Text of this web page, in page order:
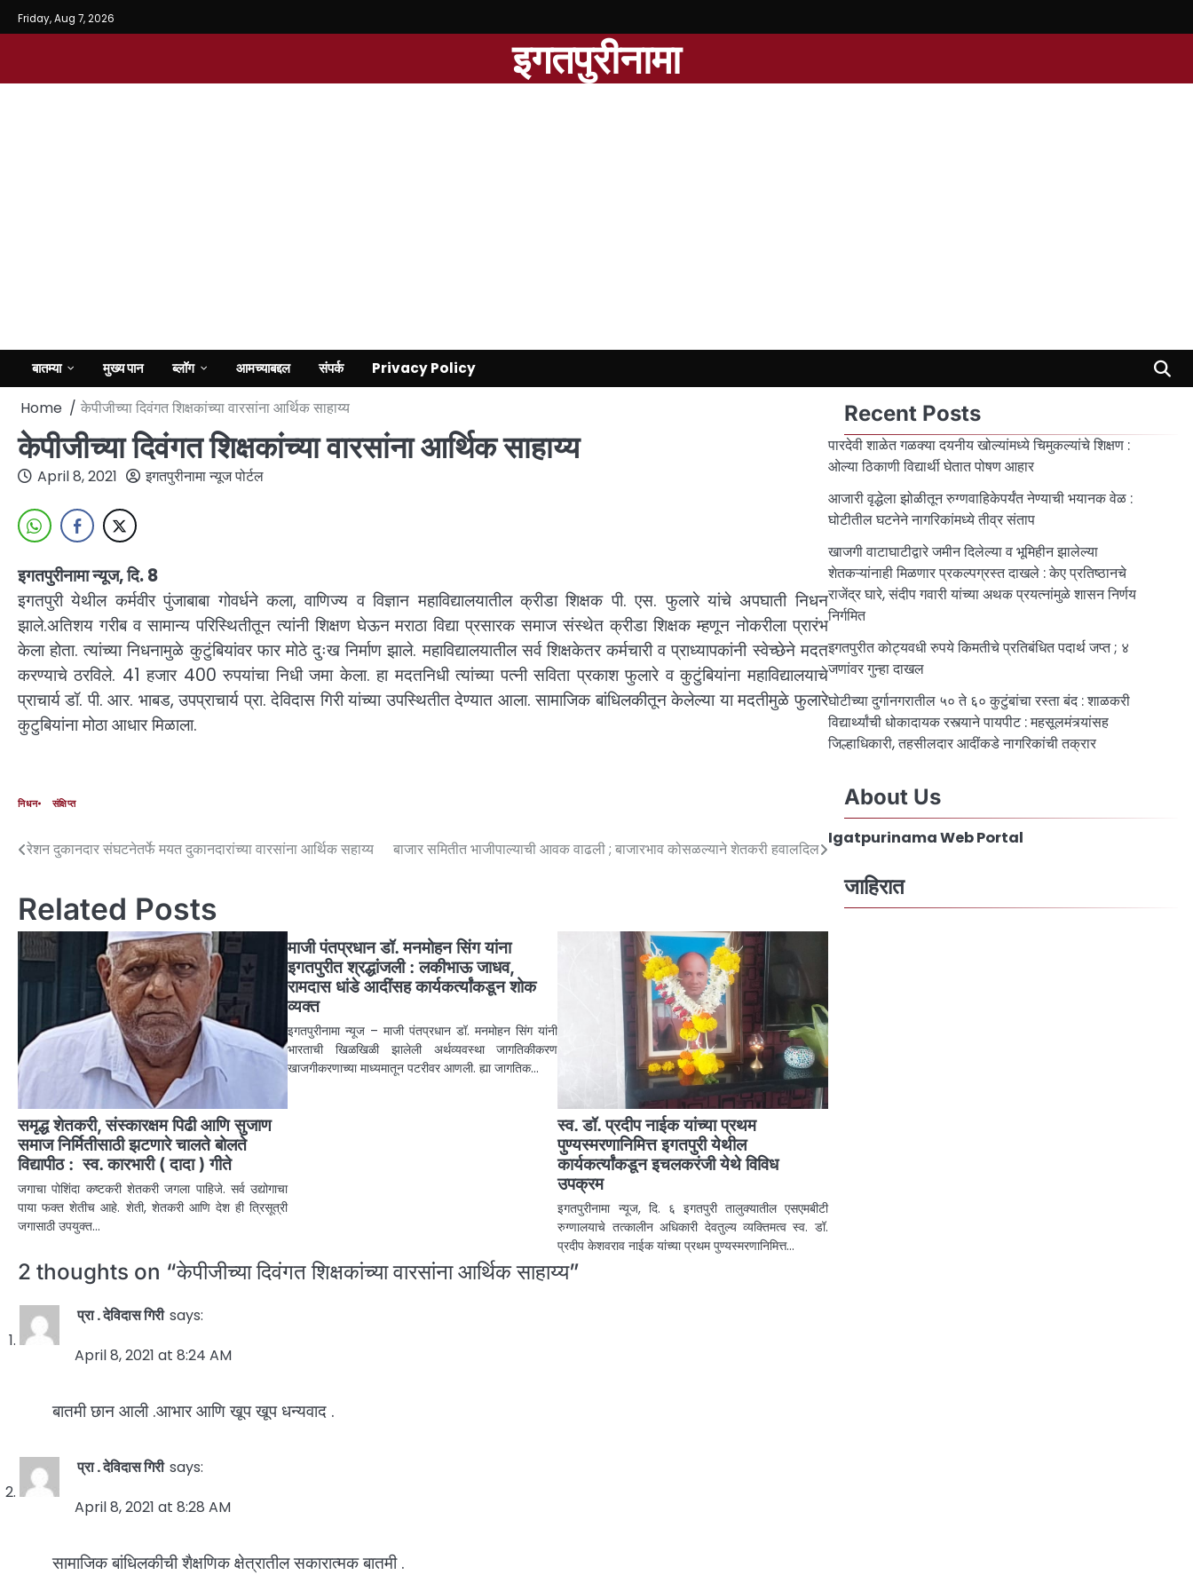
Friday, Aug 7, 2026
इगतपुरीनामा
बातम्या मुख्य पान ब्लॉग आमच्याबद्दल संपर्क Privacy Policy
Home केपीजीच्या दिवंगत शिक्षकांच्या वारसांना आर्थिक साहाय्य
केपीजीच्या दिवंगत शिक्षकांच्या वारसांना आर्थिक साहाय्य
April 8, 2021 इगतपुरीनामा न्यूज पोर्टल
इगतपुरीनामा न्यूज, दि. 8
इगतपुरी येथील कर्मवीर पुंजाबाबा गोवर्धने कला, वाणिज्य व विज्ञान महाविद्यालयातील क्रीडा शिक्षक पी. एस. फुलारे यांचे अपघाती निधन
झाले.अतिशय गरीब व सामान्य परिस्थितीतून त्यांनी शिक्षण घेऊन मराठा विद्या प्रसारक समाज संस्थेत क्रीडा शिक्षक म्हणून नोकरीला प्रारंभ
केला होता. त्यांच्या निधनामुळे कुटुंबियांवर फार मोठे दुःख निर्माण झाले. महाविद्यालयातील सर्व शिक्षकेतर कर्मचारी व प्राध्यापकांनी स्वेच्छेने मदत
करण्याचे ठरविले. 41 हजार 400 रुपयांचा निधी जमा केला. हा मदतनिधी त्यांच्या पत्नी सविता प्रकाश फुलारे व कुटुंबियांना महाविद्यालयाचे
प्राचार्य डॉ. पी. आर. भाबड, उपप्राचार्य प्रा. देविदास गिरी यांच्या उपस्थितीत देण्यात आला. सामाजिक बांधिलकीतून केलेल्या या मदतीमुळे फुलारे
कुटुबियांना मोठा आधार मिळाला.
निधन संक्षिप्त
रेशन दुकानदार संघटनेतर्फे मयत दुकानदारांच्या वारसांना आर्थिक सहाय्य बाजार समितीत भाजीपाल्याची आवक वाढली ; बाजारभाव कोसळल्याने शेतकरी हवालदिल
Related Posts
समृद्ध शेतकरी, संस्कारक्षम पिढी आणि सुजाण
समाज निर्मितीसाठी झटणारे चालते बोलते
विद्यापीठ : स्व. कारभारी ( दादा ) गीते
जगाचा पोशिंदा कष्टकरी शेतकरी जगला पाहिजे. सर्व उद्योगाचा
पाया फक्त शेतीच आहे. शेती, शेतकरी आणि देश ही त्रिसूत्री
जगासाठी उपयुक्त…
माजी पंतप्रधान डॉ. मनमोहन सिंग यांना
इगतपुरीत श्रद्धांजली : लकीभाऊ जाधव,
रामदास धांडे आदींसह कार्यकर्त्यांकडून शोक
व्यक्त
इगतपुरीनामा न्यूज – माजी पंतप्रधान डॉ. मनमोहन सिंग यांनी
भारताची खिळखिळी झालेली अर्थव्यवस्था जागतिकीकरण
खाजगीकरणाच्या माध्यमातून पटरीवर आणली. ह्या जागतिक…
स्व. डॉ. प्रदीप नाईक यांच्या प्रथम
पुण्यस्मरणानिमित्त इगतपुरी येथील
कार्यकर्त्यांकडून इचलकरंजी येथे विविध
उपक्रम
इगतपुरीनामा न्यूज, दि. ६ इगतपुरी तालुक्यातील एसएमबीटी
रुग्णालयाचे तत्कालीन अधिकारी देवतुल्य व्यक्तिमत्व स्व. डॉ.
प्रदीप केशवराव नाईक यांच्या प्रथम पुण्यस्मरणानिमित्त…
2 thoughts on “केपीजीच्या दिवंगत शिक्षकांच्या वारसांना आर्थिक साहाय्य”
प्रा . देविदास गिरी says:
April 8, 2021 at 8:24 AM
बातमी छान आली .आभार आणि खूप खूप धन्यवाद .
प्रा . देविदास गिरी says:
April 8, 2021 at 8:28 AM
सामाजिक बांधिलकीची शैक्षणिक क्षेत्रातील सकारात्मक बातमी .
Recent Posts
पारदेवी शाळेत गळक्या दयनीय खोल्यांमध्ये चिमुकल्यांचे शिक्षण :
ओल्या ठिकाणी विद्यार्थी घेतात पोषण आहार
आजारी वृद्धेला झोळीतून रुग्णवाहिकेपर्यंत नेण्याची भयानक वेळ :
घोटीतील घटनेने नागरिकांमध्ये तीव्र संताप
खाजगी वाटाघाटीद्वारे जमीन दिलेल्या व भूमिहीन झालेल्या
शेतकऱ्यांनाही मिळणार प्रकल्पग्रस्त दाखले : केए प्रतिष्ठानचे
राजेंद्र घारे, संदीप गवारी यांच्या अथक प्रयत्नांमुळे शासन निर्णय
निर्गमित
इगतपुरीत कोट्यवधी रुपये किमतीचे प्रतिबंधित पदार्थ जप्त ; ४
जणांवर गुन्हा दाखल
घोटीच्या दुर्गानगरातील ५० ते ६० कुटुंबांचा रस्ता बंद : शाळकरी
विद्यार्थ्यांची धोकादायक रस्त्याने पायपीट : महसूलमंत्र्यांसह
जिल्हाधिकारी, तहसीलदार आदींकडे नागरिकांची तक्रार
About Us
Igatpurinama Web Portal
जाहिरात